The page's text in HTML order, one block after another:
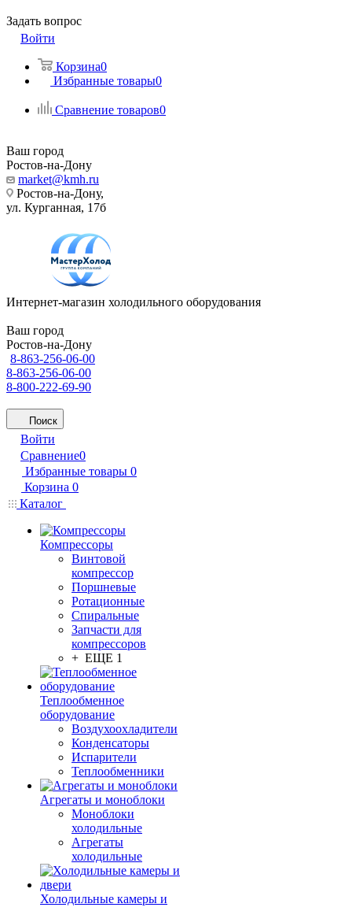
Задать вопрос
Войти
Корзина0
Избранные товары0
Сравнение товаров0
Ваш город
Ростов-на-Дону
market@kmh.ru
Ростов-на-Дону,
ул. Курганная, 17б
Интернет-магазин холодильного оборудования
Ваш город
Ростов-на-Дону
8-863-256-06-00
8-863-256-06-00
8-800-222-69-90
Поиск
Войти
Сравнение0
Избранные товары 0
Корзина 0
Каталог
Компрессоры
Винтовой
компрессор
Поршневые
Ротационные
Спиральные
Запчасти для
компрессоров
+ ЕЩЕ 1
Теплообменное
оборудование
Воздухоохладители
Конденсаторы
Испарители
Теплообменники
Агрегаты и моноблоки
Моноблоки
холодильные
Агрегаты
холодильные
Холодильные камеры и